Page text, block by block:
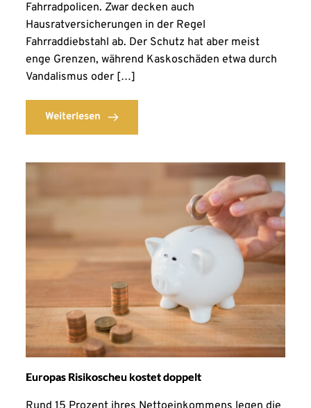
Fahrradpolicen. Zwar decken auch
Hausratversicherungen in der Regel
Fahrraddiebstahl ab. Der Schutz hat aber meist
enge Grenzen, während Kaskoschäden etwa durch
Vandalismus oder […]
Weiterlesen
Europas Risikoscheu kostet doppelt